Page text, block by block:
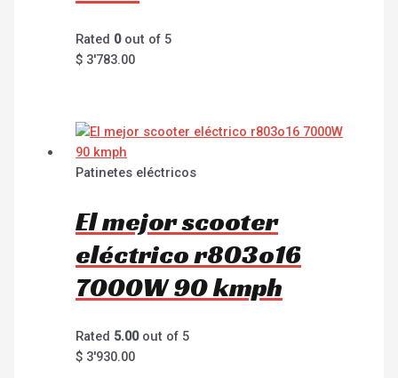
Rated 0out of 5
$ 3'783.00
Patinetes eléctricos
El mejor scooter
eléctrico r803o16
7000W 90 kmph
Rated 5.00out of 5
$ 3'930.00